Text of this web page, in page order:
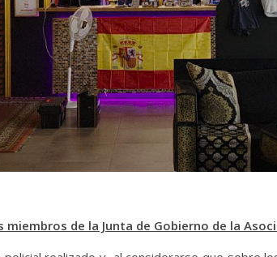
miembros de la Junta de Gobierno de la